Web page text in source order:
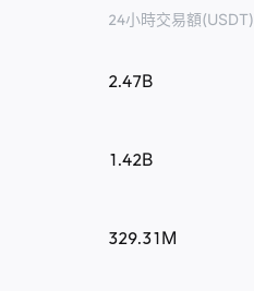
24小時交易額(USDT)
2.47B
1.42B
329.31M